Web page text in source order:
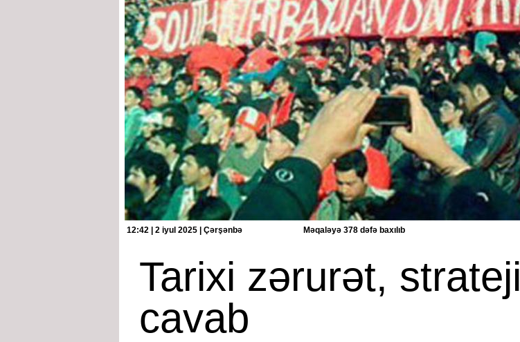
12:42 | 2 iyul 2025 | Çərşənbə Məqaləyə 378 dəfə baxılıb
Tarixi zərurət, strateji
cavab